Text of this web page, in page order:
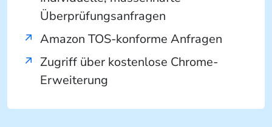
Überprüfungsanfragen
Amazon TOS-konforme Anfragen
Zugriff über kostenlose Chrome-
Erweiterung